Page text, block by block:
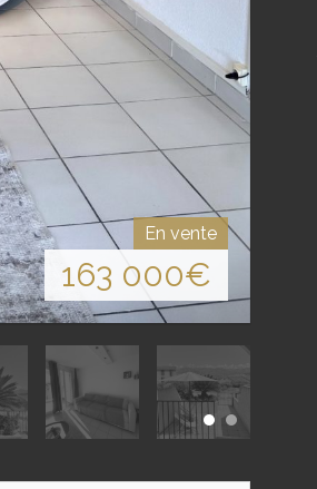
En vente
163 000€